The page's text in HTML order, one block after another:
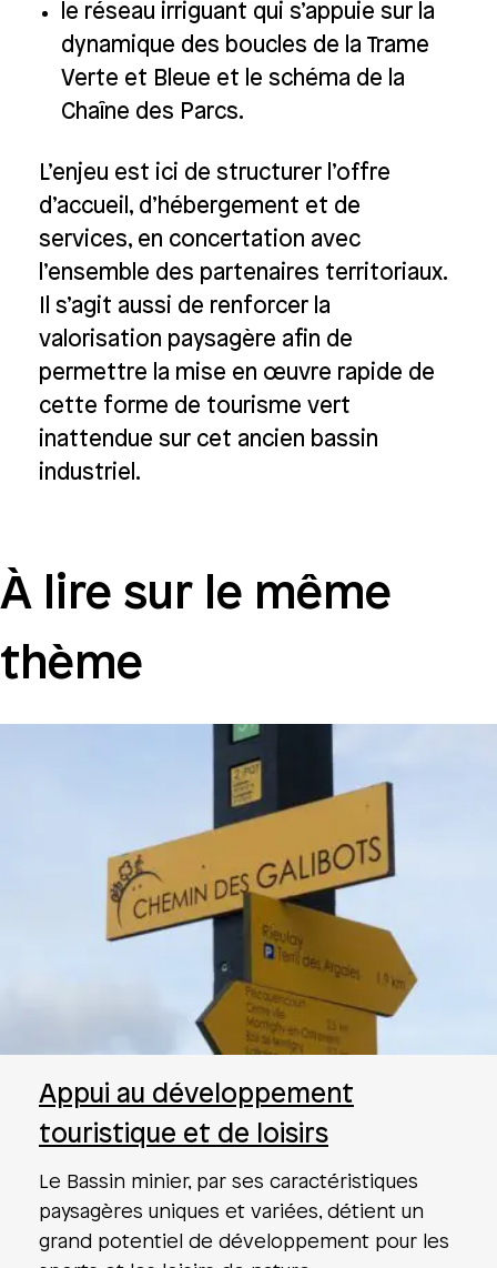
le réseau irriguant qui s’appuie sur la
dynamique des boucles de la Trame
Verte et Bleue et le schéma de la
Chaîne des Parcs.
L’enjeu est ici de structurer l’offre
d’accueil, d’hébergement et de
services, en concertation avec
l’ensemble des partenaires territoriaux.
Il s’agit aussi de renforcer la
valorisation paysagère afin de
permettre la mise en œuvre rapide de
cette forme de tourisme vert
inattendue sur cet ancien bassin
industriel.
À lire sur le même
thème
Appui au développement
touristique et de loisirs
Le Bassin minier, par ses caractéristiques
paysagères uniques et variées, détient un
grand potentiel de développement pour les